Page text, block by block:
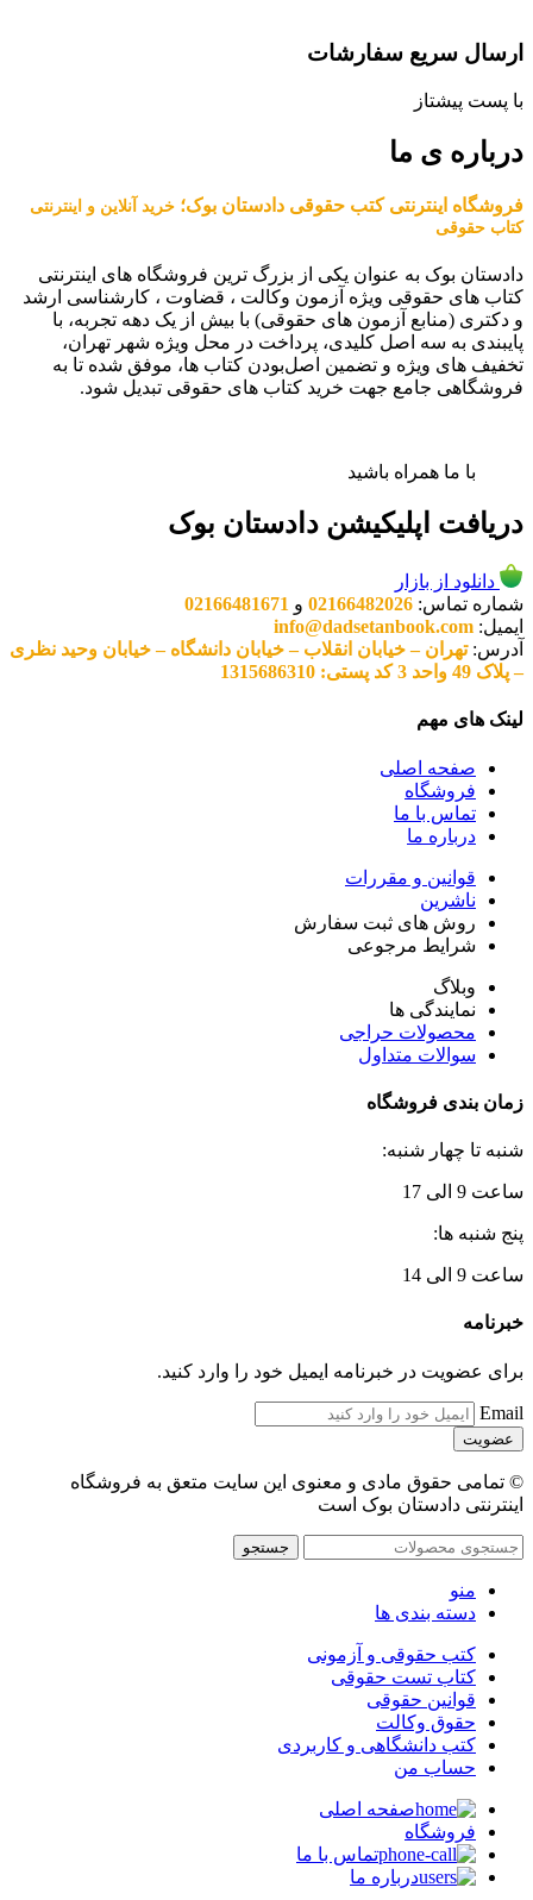
ارسال سریع سفارشات
با پست پیشتاز
درباره ی ما
فروشگاه اینترنتی کتب حقوقی دادستان بوک؛ خرید آنلاین و اینترنتی
کتاب حقوقی
دادستان بوک به عنوان یکی از بزرگ ترین فروشگاه های اینترنتی
کتاب های حقوقی ویژه آزمون وکالت ، قضاوت ، کارشناسی ارشد
و دکتری (منابع آزمون های حقوقی) با بیش از یک دهه تجربه، با
پایبندی به سه اصل کلیدی، پرداخت در محل ویژه شهر تهران،
تخفیف های ویژه و تضمین اصل‌بودن کتاب ها، موفق شده تا به
فروشگاهی جامع جهت خرید کتاب های حقوقی تبدیل شود.
با ما همراه باشید
دریافت اپلیکیشن دادستان بوک
دانلود از بازار
شماره تماس: 02166482026 و 02166481671
ایمیل: info@dadsetanbook.com
آدرس:تهران – خیابان انقلاب – خیابان دانشگاه – خیابان وحید نظری
– پلاک 49 واحد 3 کد پستی: 1315686310
لینک های مهم
صفحه اصلی
فروشگاه
تماس با ما
درباره ما
قوانین و مقررات
ناشرین
روش های ثبت سفارش
شرایط مرجوعی
وبلاگ
نمایندگی ها
محصولات حراجی
سوالات متداول
زمان بندی فروشگاه
شنبه تا چهار شنبه:
ساعت 9 الی 17
پنج شنبه ها:
ساعت 9 الی 14
خبرنامه
برای عضویت در خبرنامه ایمیل خود را وارد کنید.
Email
© تمامی حقوق مادی و معنوی این سایت متعق به فروشگاه
اینترنتی دادستان بوک است
جستجو
منو
دسته بندی ها
کتب حقوقی و آزمونی
کتاب تست حقوقی
قوانین حقوقی
حقوق وکالت
کتب دانشگاهی و کاربردی
حساب من
صفحه اصلی
فروشگاه
تماس با ما
درباره ما